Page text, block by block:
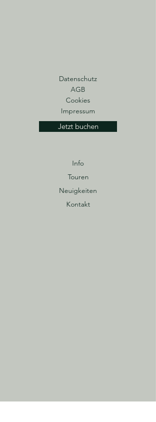
Datenschutz
AGB
Cookies
Impressum
Jetzt buchen
Info
Touren
Neuigkeiten
Kontakt